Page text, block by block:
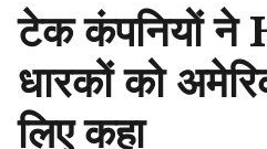
टेक कंपनियों ने
धारकों को
लिए कहा